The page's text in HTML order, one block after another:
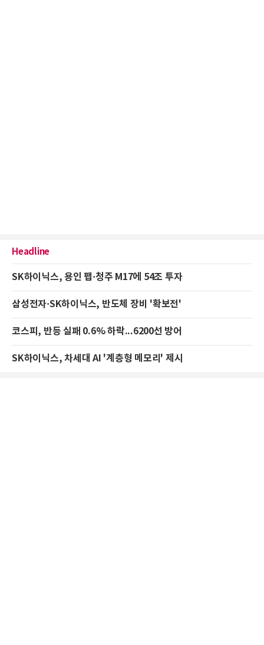
Headline
SK하이닉스, 용인 팹·청주 M17에 54조 투자
삼성전자·SK하이닉스, 반도체 장비 '확보전'
코스피, 반등 실패 0.6% 하락...6200선 방어
SK하이닉스, 차세대 AI '계층형 메모리' 제시